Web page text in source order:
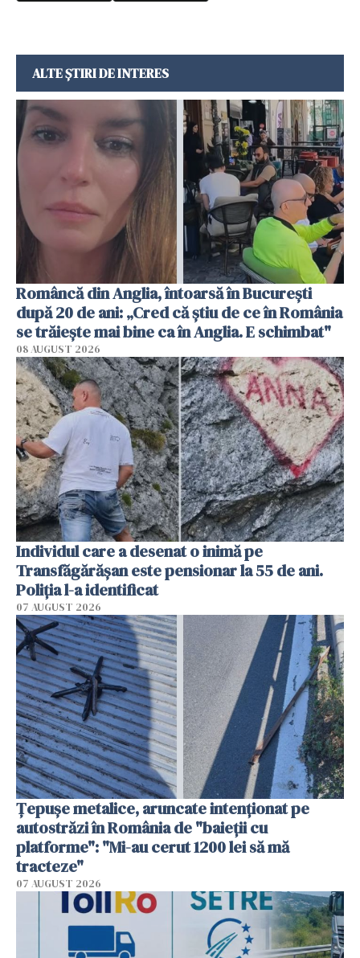
ALTE ȘTIRI DE INTERES
Româncă din Anglia, întoarsă în București
după 20 de ani: „Cred că știu de ce în România
se trăiește mai bine ca în Anglia. E schimbat"
08 AUGUST 2026
Individul care a desenat o inimă pe
Transfăgărășan este pensionar la 55 de ani.
Poliția l-a identificat
07 AUGUST 2026
Țepușe metalice, aruncate intenționat pe
autostrăzi în România de "baieții cu
platforme": "Mi-au cerut 1200 lei să mă
tracteze"
07 AUGUST 2026